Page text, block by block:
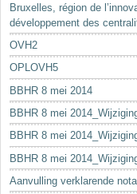
Bruxelles, région de
développement des
OVH2
OPLOVH5
BBHR 8 mei 2014
BBHR 8 mei
BBHR 8 mei
BBHR 8 mei
Aanvulling verklarende